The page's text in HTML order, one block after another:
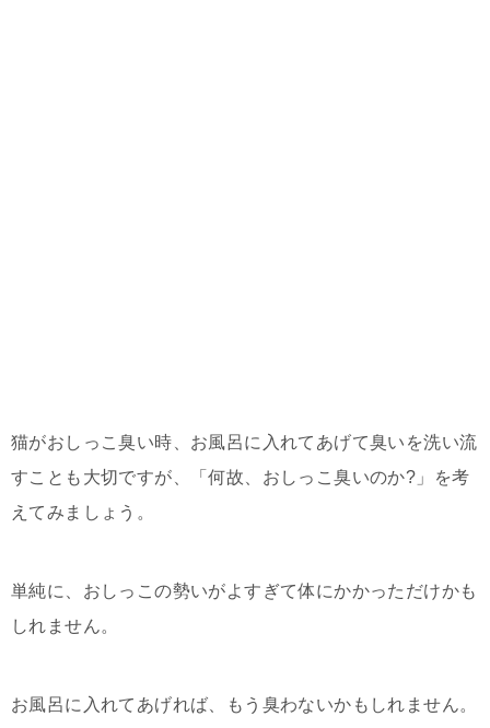
猫がおしっこ臭い時、お風呂に入れてあげて臭いを洗い流
すことも大切ですが、「何故、おしっこ臭いのか?」を考
えてみましょう。
単純に、おしっこの勢いがよすぎて体にかかっただけかも
しれません。
お風呂に入れてあげれば、もう臭わないかもしれません。